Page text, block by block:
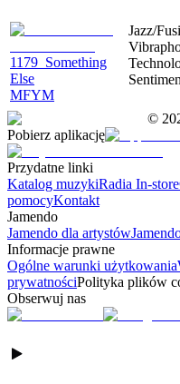
1179_Something
Else
MFYM
Jazz/
©
Pobierz aplikację
Przydatne linki
Katalog muzykiRadia In-store
pomocyKontakt
Jamendo
Jamendo dla artystów
Informacje prawne
Ogólne warunki użytkowania
prywatnościPolityka plików
Obserwuj nas